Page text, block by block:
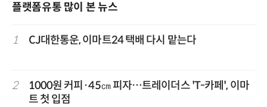
플랫폼유통 많이 본 뉴스
1 CJ대한통운, 이마트24 택배 다시 맡는다
2
1000원 커피·45㎝ 피자…트레이더스 'T-카페', 이마
트 첫 입점